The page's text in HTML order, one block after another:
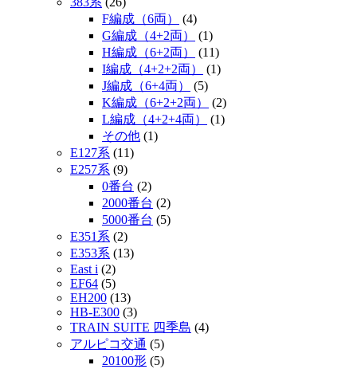
F編成（6両）
(4)
G編成（4+2両）
(1)
H編成（6+2両）
(11)
I編成（4+2+2両）
(1)
J編成（6+4両）
(5)
K編成（6+2+2両）
(2)
L編成（4+2+4両）
(1)
その他 (1)
E127系 (11)
E257系 (9)
0番台 (2)
2000番台 (2)
5000番台 (5)
E351系 (2)
E353系 (13)
East i (2)
EF64 (5)
EH200 (13)
HB-E300 (3)
TRAIN SUITE 四季島 (4)
アルピコ交通 (5)
20100形 (5)